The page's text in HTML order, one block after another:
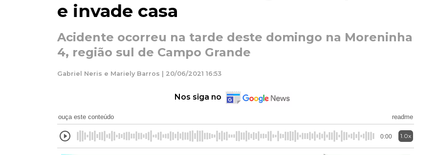
e invade casa
Acidente ocorreu na tarde deste domingo na Moreninha
4, região sul de Campo Grande
Gabriel Neris e Mariely Barros | 20/06/2021 16:53
Nos siga no
ouça este conteúdo readme
0:00 1.0x